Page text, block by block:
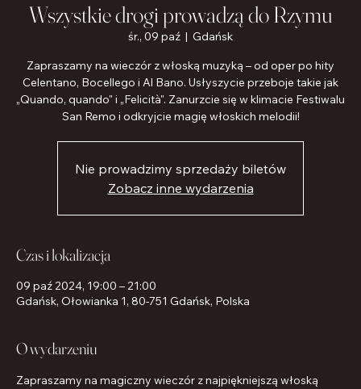
Wszystkie drogi prowadzą do Rzymu
śr., 09 paź
  |
Gdańsk
Zapraszamy na wieczór z włoską muzyką – od oper po hity
Celentano, Bocellego i Al Bano. Usłyszycie przeboje takie jak
„Quando, quando" i „Felicità". Zanurzcie się w klimacie Festiwalu
San Remo i odkryjcie magię włoskich melodii!
Nie prowadzimy sprzedaży biletów
Zobacz inne wydarzenia
Czas i lokalizacja
09 paź 2024, 19:00 – 21:00
Gdańsk, Ołowianka 1, 80-751 Gdańsk, Polska
O wydarzeniu
Zapraszamy na magiczny wieczór z najpiękniejszą włoską